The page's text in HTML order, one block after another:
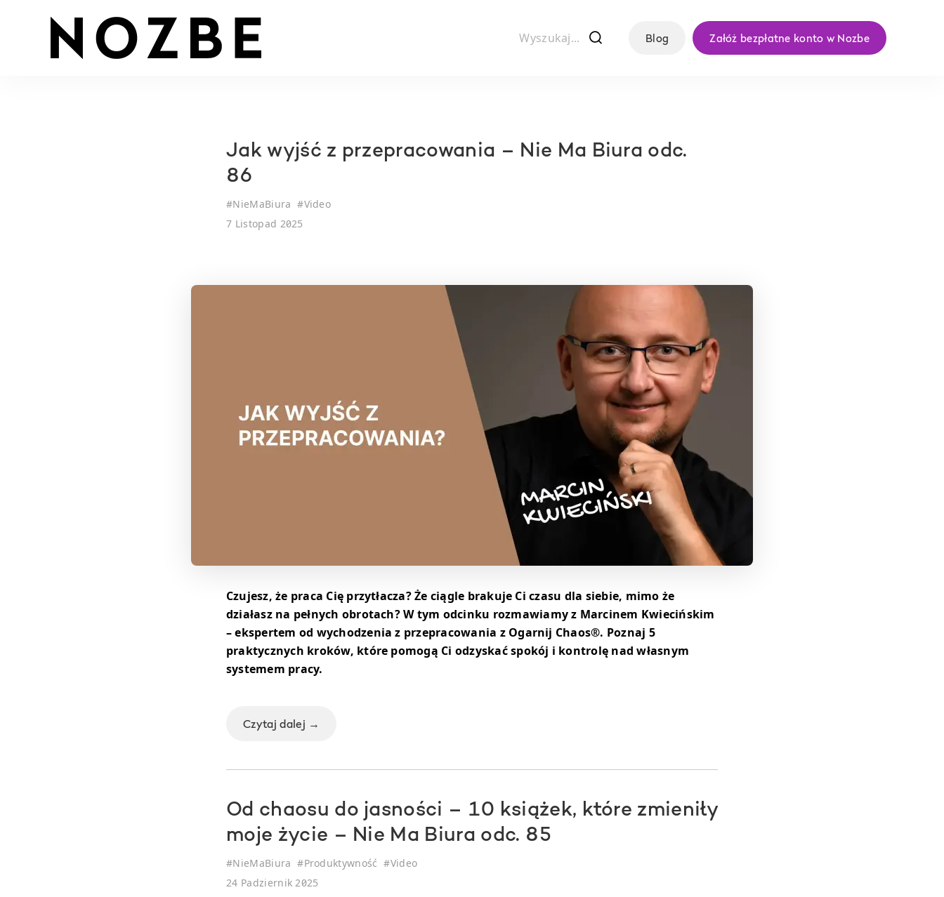
f Blog Załóż bezpłatne konto w Nozbe
Jak wyjść z przepracowania – Nie Ma Biura odc.
86
#NieMaBiura #Video
7 Listopad 2025
Czujesz, że praca Cię przytłacza? Że ciągle brakuje Ci czasu dla siebie, mimo że
działasz na pełnych obrotach?W tym odcinku rozmawiamy z Marcinem Kwiecińskim
– ekspertem od wychodzenia z przepracowania z Ogarnij Chaos®. Poznaj 5
praktycznych kroków, które pomogą Ci odzyskać spokój i kontrolę nad własnym
systemem pracy.
Czytaj dalej →
Od chaosu do jasności – 10 książek, które zmieniły
moje życie – Nie Ma Biura odc. 85
#NieMaBiura #Produktywność #Video
24 Padziernik 2025